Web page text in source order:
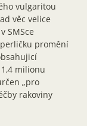
vulgaritou
věc velice
SMSce
promění
milionu
„pro
rakoviny